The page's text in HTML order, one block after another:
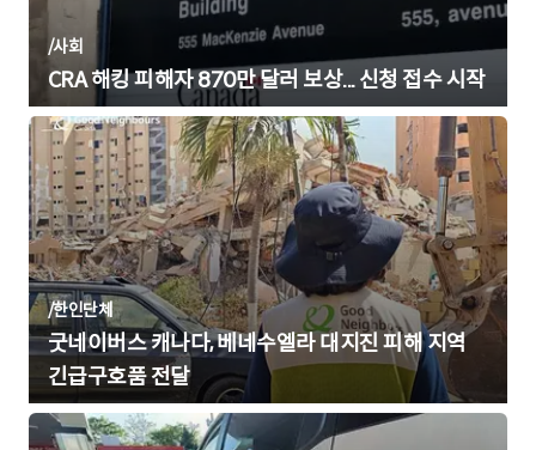
/사회
CRA 해킹 피해자 870만 달러 보상... 신청 접수 시작
/한인단체
굿네이버스 캐나다, 베네수엘라 대지진 피해 지역
긴급구호품 전달